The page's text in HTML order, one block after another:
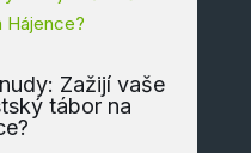
Zažijí vaše
tábor na